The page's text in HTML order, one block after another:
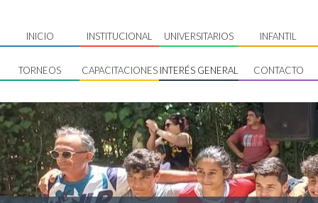
INICIO INSTITUCIONAL UNIVERSITARIOS INFANTIL
TORNEOS CAPACITACIONES INTERÉS GENERAL CONTACTO